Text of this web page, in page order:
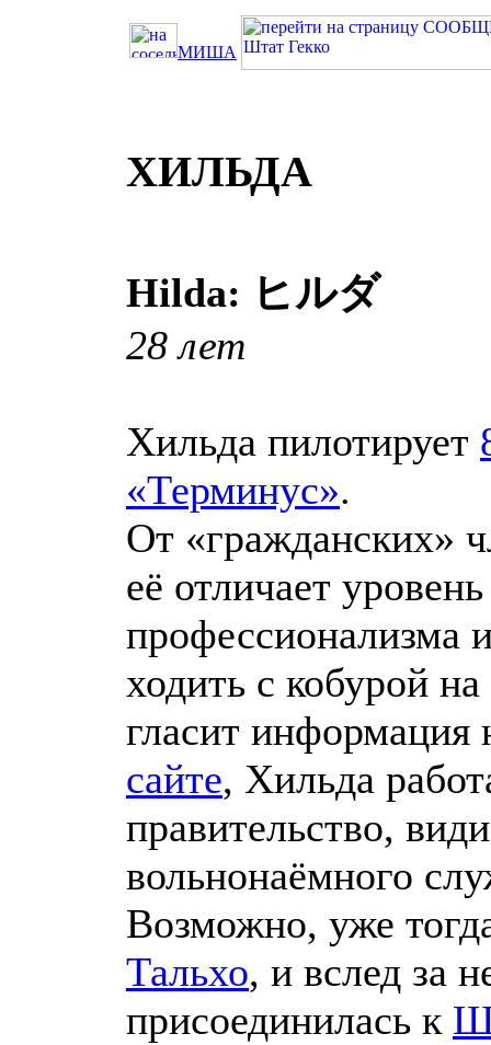
МИША
ХИЛЬДА
Hilda: ヒルダ
28 лет
Хильда пилотирует
«Терминус».
От «гражданских»
её отличает уровень
профессионализма
ходить с кобурой
гласит информация
сайте, Хильда
правительство,
вольнонаёмного
Возможно, уже
Тальхо, и вслед за
присоединилась к